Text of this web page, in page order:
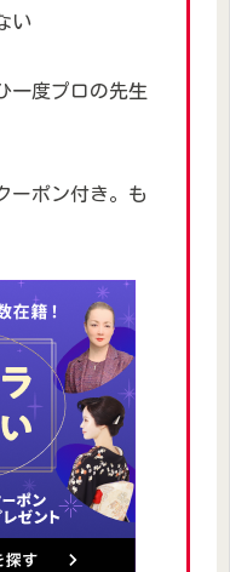
い
一度プロの先生
ーポン付き。も